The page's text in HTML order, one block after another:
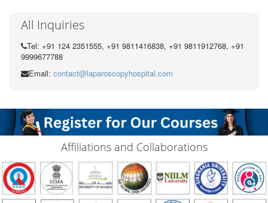
All Inquiries
Tel: +91 124 2351555, +91 9811416838, +91 9811912768, +91
9999677788
Email: contact@laparoscopyhospital.com
Affiliations and Collaborations